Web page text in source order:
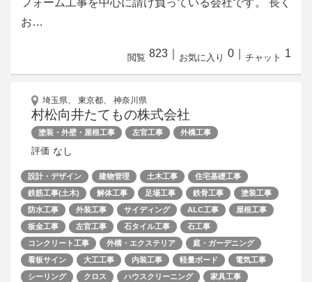
フォーム工事を中心に請け負っている会社です。 長く
お…
閲覧 823 お気に入り 0 チャット 1
埼玉県、 東京都、 神奈川県
村松向井たてもの株式会社
塗装・外壁・屋根工事 左官工事 外構工事
評価 なし
設計・デザイン 建物管理 土木工事
住宅基礎工事
鉄筋工事(土木)
解体工事 足場工事 鉄骨工事
塗装工事
防水工事
外装工事 サイディング ALC工事
屋根工事
板金工事
左官工事 石タイル工事
石工事
コンクリート工事
外構・エクステリア
庭・ガーデニング
看板サイン
大工工事 内装工事 軽量ボード
電気工事
シーリング
クロス ハウスクリーニング 家具工事